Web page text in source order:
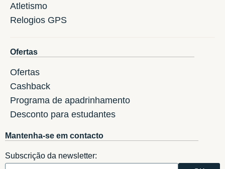
Atletismo
Relogios GPS
Ofertas
Ofertas
Cashback
Programa de apadrinhamento
Desconto para estudantes
Mantenha-se em contacto
Subscrição da newsletter: